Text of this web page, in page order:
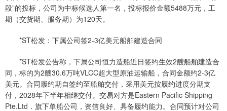
段”的投标，公司为中标候选人第一名，投标报价金额5488万元，工
期（交货期、服务期）为120天。
*ST松发：下属公司签2-3亿美元船舶建造合同
*ST松发公告称，下属公司恒力造船近日签约生效2艘船舶建造合
同，标的为2艘30.6万吨VLCC超大型原油运输船，合同金额约2-3亿
美元。合同履约期自签约至船舶交付，采用美元按履约进度分期支
付，2028年下半年相继交付。交易对方是Eastern Pacific Shipping
Pte.Ltd．旗下单船公司，资信良好、具备履约能力。合同预计对公司